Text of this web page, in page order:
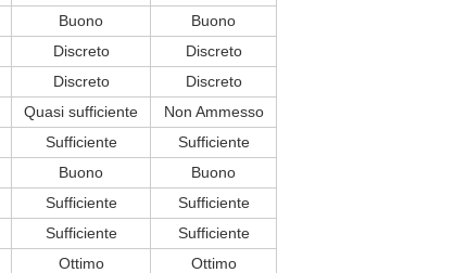
Buono
Buono
Discreto
Discreto
Discreto
Discreto
Quasi sufficiente
Non Ammesso
Sufficiente
Sufficiente
Buono
Buono
Sufficiente
Sufficiente
Sufficiente
Sufficiente
Ottimo
Ottimo